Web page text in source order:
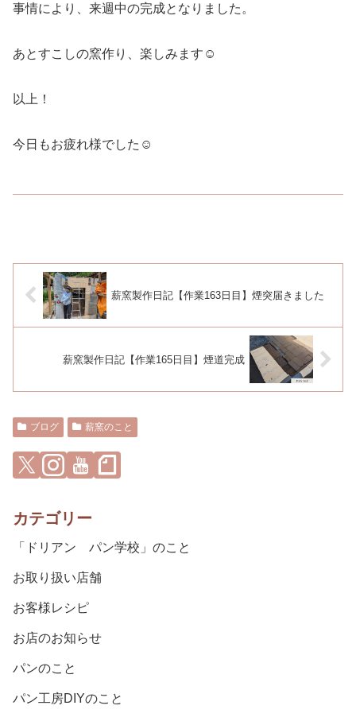
事情により、来週中の完成となりました。
あとすこしの窯作り、楽しみます☺
以上！
今日もお疲れ様でした☺
薪窯製作日記【作業163日目】煙突届きました
薪窯製作日記【作業165日目】煙道完成
ブログ 薪窯のこと
カテゴリー
「ドリアン パン学校」のこと
お取り扱い店舗
お客様レシピ
お店のお知らせ
パンのこと
パン工房DIYのこと